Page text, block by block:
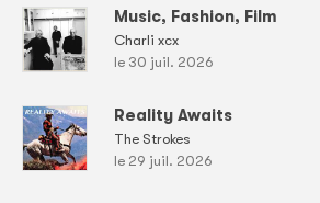
Music, Fashion, Film
Charli xcx
le 30 juil. 2026
Reality Awaits
The Strokes
le 29 juil. 2026